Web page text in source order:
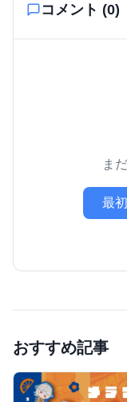
コメント (0)
ま
最
おすすめ記事